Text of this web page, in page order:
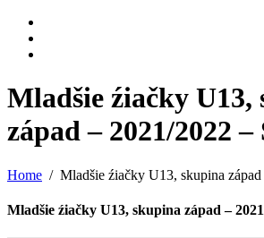
Mladšie źiačky U13,
západ – 2021/2022
Home Mladšie źiačky U13, skupina
Mladšie źiačky U13, skupina západ –